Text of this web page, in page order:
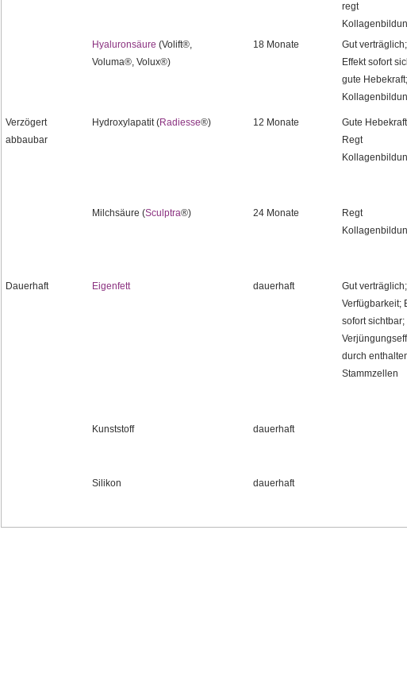
regt
Hyaluronsäure (Volift®,
Voluma®, Volux®)
18 Monate
Gut verträglich;
Effekt sofort
gute
Verzögert
abbaubar
Hydroxylapatit (Radiesse®) 12 Monate
Gute
Regt
Milchsäure (Sculptra®) 24 Monate
Regt
Dauerhaft Eigenfett dauerhaft
Gut
Verfügbarkeit;
sofort sichtbar;
durch
Stammzellen
Kunststoff dauerhaft
Silikon
dauerhaft